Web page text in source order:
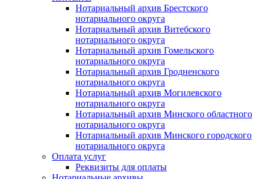
Нотариальный архив Брестского
нотариального округа
Нотариальный архив Витебского
нотариального округа
Нотариальный архив Гомельского
нотариального округа
Нотариальный архив Гродненского
нотариального округа
Нотариальный архив Могилевского
нотариального округа
Нотариальный архив Минского областного
нотариального округа
Нотариальный архив Минского городского
нотариального округа
Оплата услуг
Реквизиты для оплаты